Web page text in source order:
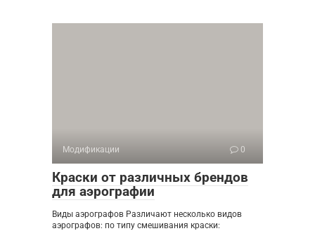
Модификации 0
Краски от различных брендов
для аэрографии
Виды аэрографов Различают несколько видов
аэрографов: по типу смешивания краски: